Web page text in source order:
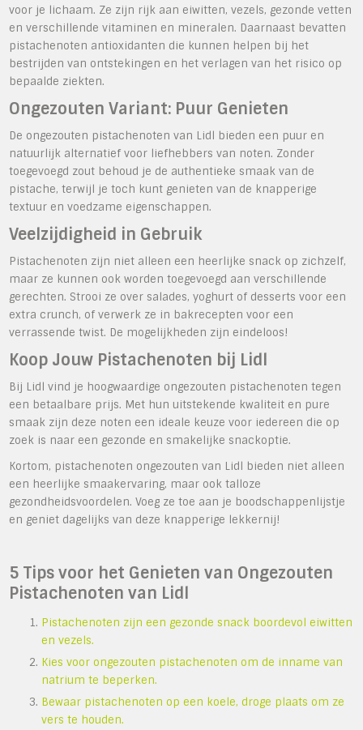
voor je lichaam. Ze zijn rijk aan eiwitten, vezels, gezonde vetten
en verschillende vitaminen en mineralen. Daarnaast bevatten
pistachenoten antioxidanten die kunnen helpen bij het
bestrijden van ontstekingen en het verlagen van het risico op
bepaalde ziekten.
Ongezouten Variant: Puur Genieten
De ongezouten pistachenoten van Lidl bieden een puur en
natuurlijk alternatief voor liefhebbers van noten. Zonder
toegevoegd zout behoud je de authentieke smaak van de
pistache, terwijl je toch kunt genieten van de knapperige
textuur en voedzame eigenschappen.
Veelzijdigheid in Gebruik
Pistachenoten zijn niet alleen een heerlijke snack op zichzelf,
maar ze kunnen ook worden toegevoegd aan verschillende
gerechten. Strooi ze over salades, yoghurt of desserts voor een
extra crunch, of verwerk ze in bakrecepten voor een
verrassende twist. De mogelijkheden zijn eindeloos!
Koop Jouw Pistachenoten bij Lidl
Bij Lidl vind je hoogwaardige ongezouten pistachenoten tegen
een betaalbare prijs. Met hun uitstekende kwaliteit en pure
smaak zijn deze noten een ideale keuze voor iedereen die op
zoek is naar een gezonde en smakelijke snackoptie.
Kortom, pistachenoten ongezouten van Lidl bieden niet alleen
een heerlijke smaakervaring, maar ook talloze
gezondheidsvoordelen. Voeg ze toe aan je boodschappenlijstje
en geniet dagelijks van deze knapperige lekkernij!
5 Tips voor het Genieten van Ongezouten
Pistachenoten van Lidl
Pistachenoten zijn een gezonde snack boordevol eiwitten
en vezels.
Kies voor ongezouten pistachenoten om de inname van
natrium te beperken.
Bewaar pistachenoten op een koele, droge plaats om ze
vers te houden.